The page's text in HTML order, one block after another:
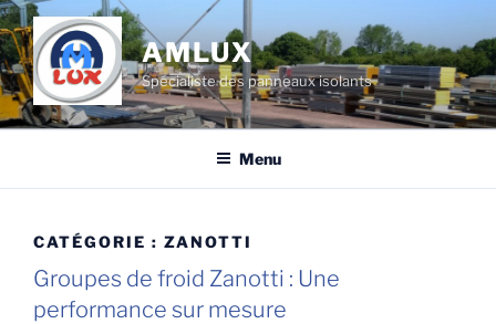
Aller
au
contenu
principal
AMLUX
Spécialiste des panneaux isolants
Menu
CATÉGORIE : ZANOTTI
Groupes de froid Zanotti : Une
performance sur mesure